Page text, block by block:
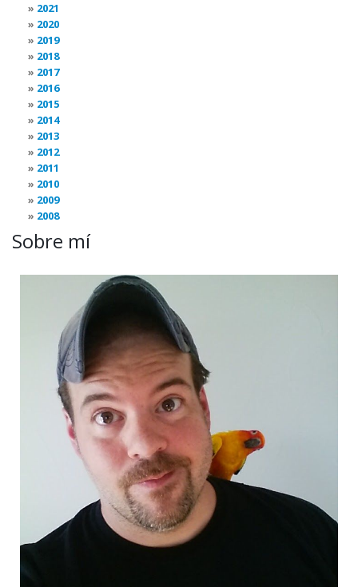
2021
2020
2019
2018
2017
2016
2015
2014
2013
2012
2011
2010
2009
2008
Sobre mí